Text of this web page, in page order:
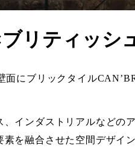
リティッシ
面にブリックタイル
インダストリアルなどの
を融合させた空間デザイン